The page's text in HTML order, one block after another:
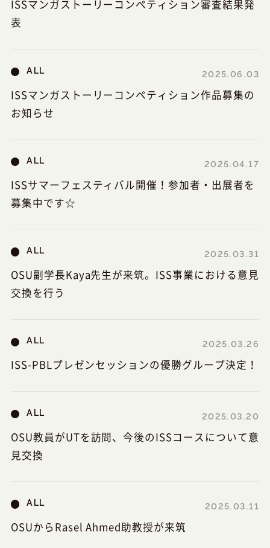
ISSマンガストーリーコンペティション審査結果発
表
ALL 2025.06.03
ISSマンガストーリーコンペティション作品募集の
お知らせ
ALL 2025.04.17
ISSサマーフェスティバル開催！参加者・出展者を
募集中です☆
ALL 2025.03.31
OSU副学長Kaya先生が来筑。ISS事業における意見
交換を行う
ALL 2025.03.26
ISS-PBLプレゼンセッションの優勝グループ決定！
ALL 2025.03.20
OSU教員がUTを訪問、今後のISSコースについて意
見交換
ALL 2025.03.11
OSUからRasel Ahmed助教授が来筑